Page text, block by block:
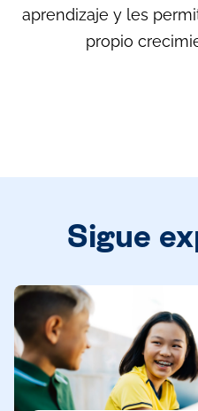
aprendizaje y les
propio
Sigue